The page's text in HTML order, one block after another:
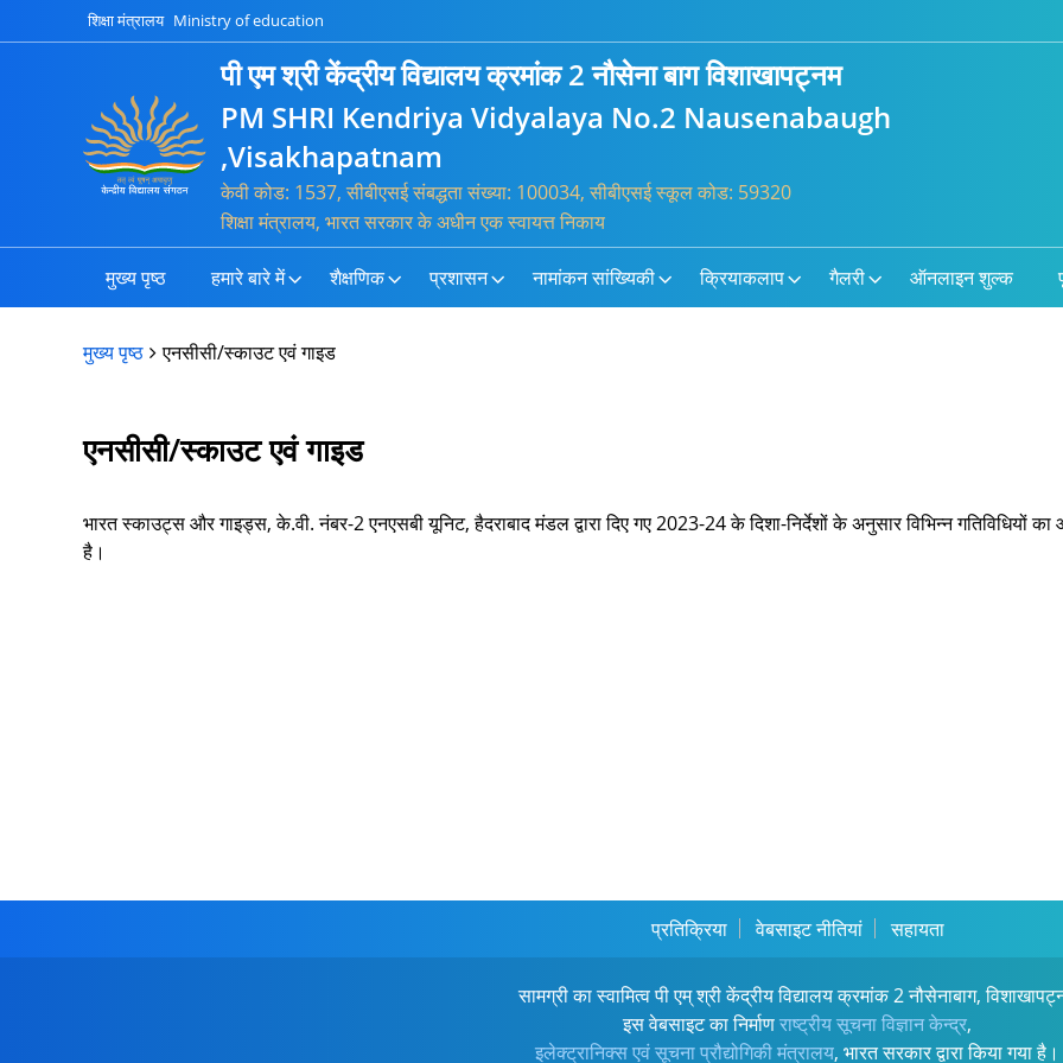
शिक्षा मंत्रालय Ministry of education
पी एम श्री केंद्रीय विद्यालय क्रमांक 2 नौसेना बाग विशाखापट्नम
PM SHRI Kendriya Vidyalaya No.2 Nausenabaugh
,Visakhapatnam
केवी कोड: 1537, सीबीएसई संबद्धता संख्या: 100034, सीबीएसई स्कूल कोड: 59320
शिक्षा मंत्रालय, भारत सरकार के अधीन एक स्वायत्त निकाय
मुख्य पृष्ठ हमारे बारे में शैक्षणिक प्रशासन नामांकन सांख्यिकी क्रियाकलाप गैलरी ऑनलाइन शुल्क
मुख्य पृष्ठ एनसीसी/स्काउट एवं गाइड
एनसीसी/स्काउट एवं गाइड
भारत स्काउट्स और गाइड्स, के.वी. नंबर-2 एनएसबी यूनिट, हैदराबाद मंडल द्वारा दिए गए 2023-24 के दिशा-निर्देशों के अनुसार विभिन्न गतिविधियों
है।
प्रतिक्रिया वेबसाइट नीतियां सहायता
सामग्री का स्वामित्व पी एम् श्री केंद्रीय विद्यालय क्रमांक 2 नौसेनाबाग,
इस वेबसाइट का निर्माणराष्ट्रीय सूचना विज्ञान केन्द्र,
इलेक्ट्रानिक्स एवं सूचना प्रौद्योगिकी मंत्रालय, भारत सरकार द्वारा किया गया है।